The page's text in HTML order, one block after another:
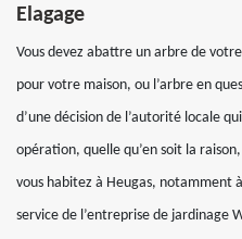
Elagage
Vous devez abattre un arbre de
pour votre maison, ou l’arbre en
d’une décision de l’autorité locale
opération, quelle qu’en soit la
vous habitez à Heugas, notamment
service de l’entreprise de jardinage